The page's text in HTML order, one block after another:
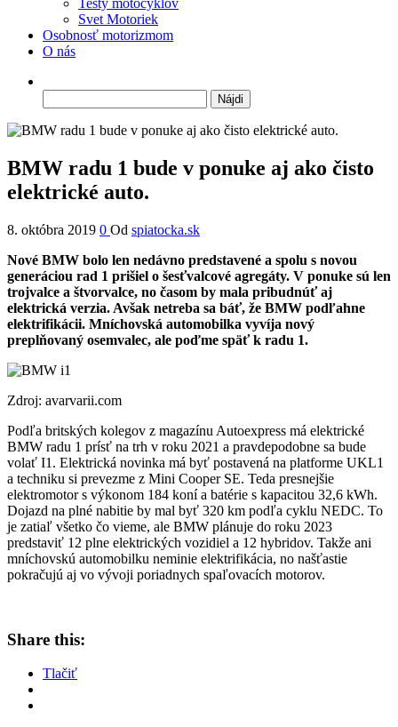
Testy motocyklov
Svet Motoriek
Osobnosť motorizmom
O nás
BMW radu 1 bude v ponuke aj ako čisto
elektrické auto.
8. októbra 2019 0 Od spiatocka.sk
Nové BMW bolo len nedávno predstavené a spolu s novou
generáciou rad 1 prišiel o šesťvalcové agregáty. V ponuke sú len
trojvalce a štvorvalce, no časom by mala pribudnúť aj
elektrická verzia. Avšak netreba sa báť, že BMW podľahne
elektrifikácii. Mníchovská automobilka vyvíja nový
preplňovaný osemvalec, ale poďme späť k radu 1.
Zdroj: avarvarii.com
Podľa britských kolegov z magazínu Autoexpress má elektrické
BMW radu 1 prísť na trh v roku 2021 a pravdepodobne sa bude
volať I1. Elektrická novinka má byť postavená na platforme UKL1
a techniku si prevezme z Mini Cooper SE. Teda presnejšie
elektromotor s výkonom 184 koní a batérie s kapacitou 32,6 kWh.
Dojazd na plné nabitie by mal byť 320 km podľa cyklu NEDC. To
je zatiaľ všetko čo vieme, ale BMW plánuje do roku 2023
predstaviť 12 plne elektrických vozidiel a 12 hybridov. Takže ani
mníchovskú automobilku neminie elektrifikácia, no našťastie
pokračujú aj vo vývoji poriadnych spaľovacích motorov.
Share this:
Tlačiť